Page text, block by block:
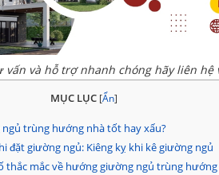
vấn và hỗ trợ nhanh chóng hãy liên hệ
MỤC LỤC [Ẩn]
trùng hướng nhà tốt hay xấu?
đặt giường ngủ: Kiêng kỵ khi kê giường ngủ
thắc mắc về hướng giường ngủ trùng